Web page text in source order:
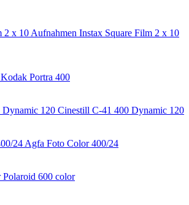
Instax Square Film 2 x 10
Kodak Portra 400
Cinestill C-41 400 Dynamic 120
Agfa Foto Color 400/24
Polaroid 600 color